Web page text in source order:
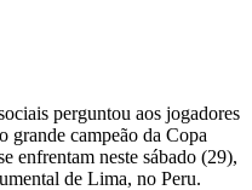
perguntou aos jogadores
grande campeão da Copa
enfrentam neste sábado (29),
de Lima, no Peru.